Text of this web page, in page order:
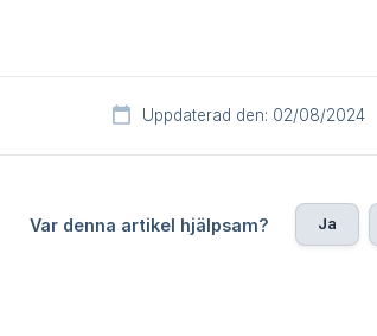
Uppdaterad den: 02/08/2024
Var denna artikel hjälpsam? Ja